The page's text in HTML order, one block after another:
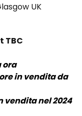
UK
TBC
ora
in vendita da
vendita nel 2024